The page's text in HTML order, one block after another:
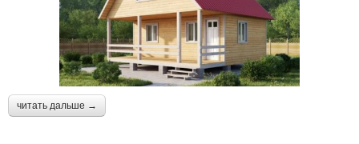
читать дальше →